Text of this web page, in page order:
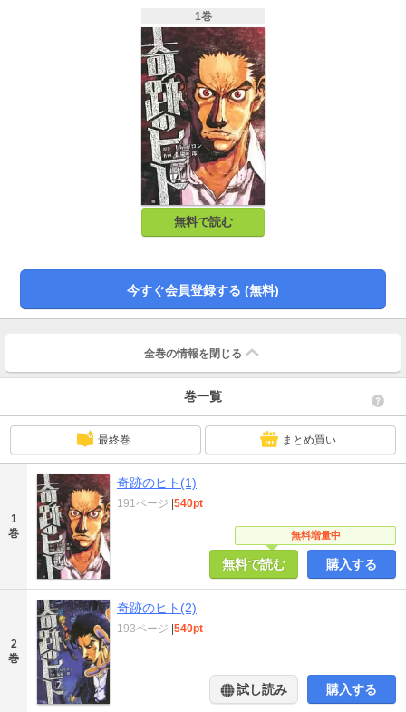
1巻
無料で読む
今すぐ会員登録する (無料)
全巻の情報を 閉じる
巻一覧
最終巻 まとめ買い
1
巻
奇跡のヒト(1)
無料増量中
191ページ 540pt
無料で読む 購入する
2
巻
奇跡のヒト(2)
193ページ 540pt
試し読み 購入する